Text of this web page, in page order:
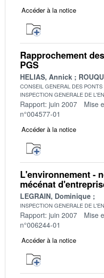
Accéder à la notice
Rapprochement
PGS
HELIAS, Annick
CONSEIL GENERAL DES
INSPECTION GENERALE DE
Rapport: juin 2007 Mise
n°004577-01
Accéder à la notice
L'environnement -
mécénat
LEGRAIN, Dominique
INSPECTION GENERALE DE
Rapport: juin 2007 Mise
n°006244-01
Accéder à la notice